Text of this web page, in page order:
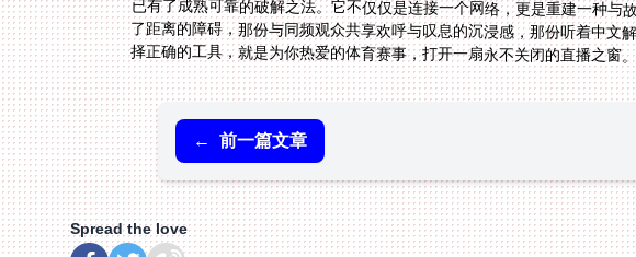
择正确的工具，就是为你热爱的体育赛事，打开一扇永不关闭的直播之窗。
← 前一篇文章
Spread the love